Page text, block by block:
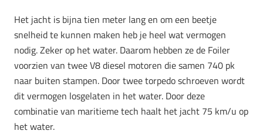
Het jacht is bijna tien meter lang en om een beetje
snelheid te kunnen maken heb je heel wat vermogen
nodig. Zeker op het water. Daarom hebben ze de Foiler
voorzien van twee V8 diesel motoren die samen 740 pk
naar buiten stampen. Door twee torpedo schroeven wordt
dit vermogen losgelaten in het water. Door deze
combinatie van maritieme tech haalt het jacht 75 km/u op
het water.